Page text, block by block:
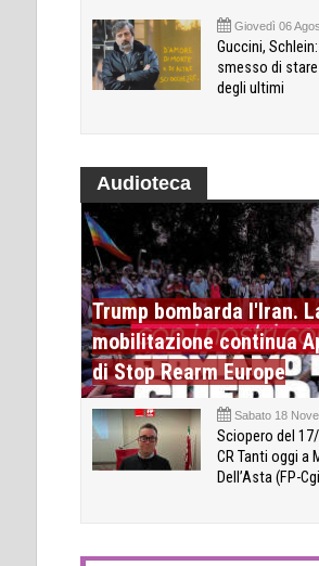
Giovedì 06
Guccini,
smesso di
degli ultimi
Audioteca
Trump bombarda l'Iran.
mobilitazione continua
di Stop Rearm Europe
Sabato 18
Sciopero del
CR Tanti oggi a
Dell’Asta (FP-